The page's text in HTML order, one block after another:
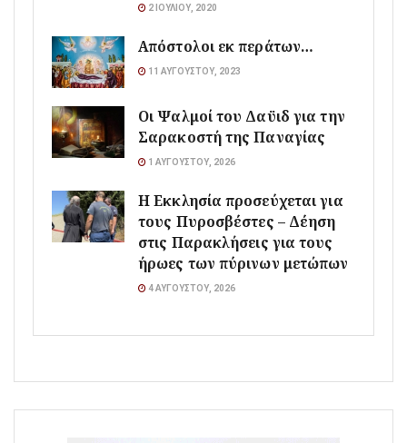
2 ΙΟΥΛΊΟΥ, 2020
Απόστολοι εκ περάτων…
11 ΑΥΓΟΎΣΤΟΥ, 2023
Οι Ψαλμοί του Δαϋιδ για την
Σαρακοστή της Παναγίας
1 ΑΥΓΟΎΣΤΟΥ, 2026
Η Εκκλησία προσεύχεται για
τους Πυροσβέστες – Δέηση
στις Παρακλήσεις για τους
ήρωες των πύρινων μετώπων
4 ΑΥΓΟΎΣΤΟΥ, 2026